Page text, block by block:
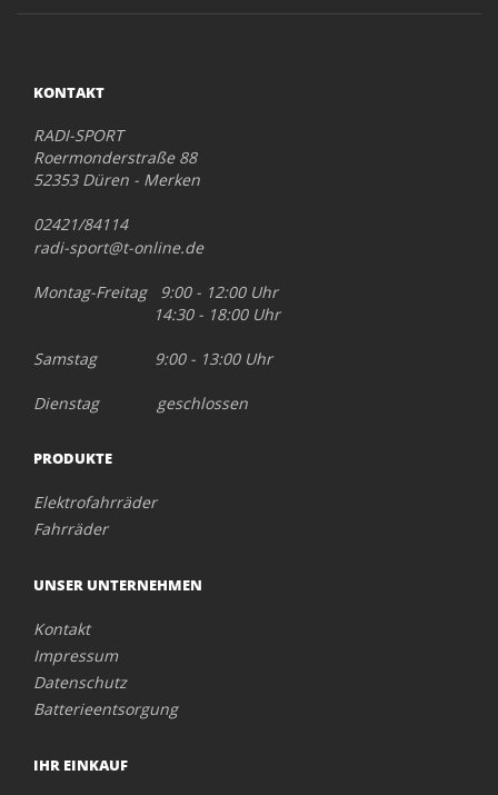
KONTAKT
RADI-SPORT
Roermonderstraße 88
52353 Düren - Merken
02421/84114
radi-sport@t-online.de
Montag-Freitag 9:00 - 12:00 Uhr
14:30 - 18:00 Uhr
Samstag 9:00 - 13:00 Uhr
Dienstag geschlossen
PRODUKTE
Elektrofahrräder
Fahrräder
UNSER UNTERNEHMEN
Kontakt
Impressum
Datenschutz
Batterieentsorgung
IHR EINKAUF